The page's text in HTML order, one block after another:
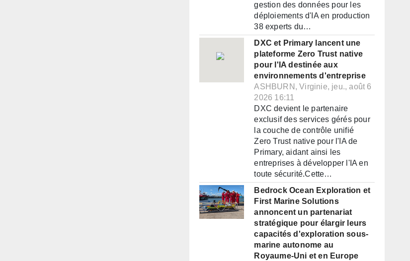
gestion des données pour les
déploiements d'IA en production
38 experts du…
DXC et Primary lancent une
plateforme Zero Trust native
pour l'IA destinée aux
environnements d'entreprise
ASHBURN, Virginie, jeu., août 6
2026 16:11
DXC devient le partenaire
exclusif des services gérés pour
la couche de contrôle unifié
Zero Trust native pour l'IA de
Primary, aidant ainsi les
entreprises à développer l'IA en
toute sécurité.Cette…
Bedrock Ocean Exploration et
First Marine Solutions
annoncent un partenariat
stratégique pour élargir leurs
capacités d'exploration sous-
marine autonome au
Royaume-Uni et en Europe